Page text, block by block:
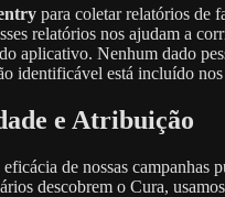
para coletar relatórios de
relatórios nos ajudam a
aplicativo. Nenhum dado
identificável está incluído
e Atribuição
de nossas campanhas
descobrem o Cura,